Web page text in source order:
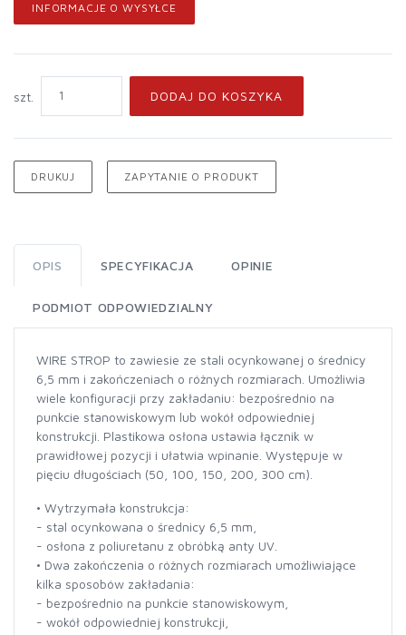
INFORMACJE O WYSYŁCE
szt. DODAJ DO KOSZYKA
DRUKUJ ZAPYTANIE O PRODUKT
OPIS SPECYFIKACJA OPINIE
PODMIOT ODPOWIEDZIALNY
WIRE STROP to zawiesie ze stali ocynkowanej o średnicy
6,5 mm i zakończeniach o różnych rozmiarach. Umożliwia
wiele konfiguracji przy zakładaniu: bezpośrednio na
punkcie stanowiskowym lub wokół odpowiedniej
konstrukcji. Plastikowa osłona ustawia łącznik w
prawidłowej pozycji i ułatwia wpinanie. Występuje w
pięciu długościach (50, 100, 150, 200, 300 cm).
• Wytrzymała konstrukcja:
- stal ocynkowana o średnicy 6,5 mm,
- osłona z poliuretanu z obróbką anty UV.
• Dwa zakończenia o różnych rozmiarach umożliwiające
kilka sposobów zakładania:
- bezpośrednio na punkcie stanowiskowym,
- wokół odpowiedniej konstrukcji,